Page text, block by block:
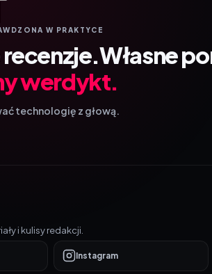
W PRAKTYCE
Własne
werdykt.
technologię z głową.
i kulisy redakcji.
Instagram